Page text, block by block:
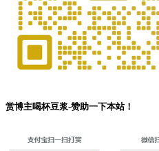
赏博主喝杯豆浆-赞助一下本站！